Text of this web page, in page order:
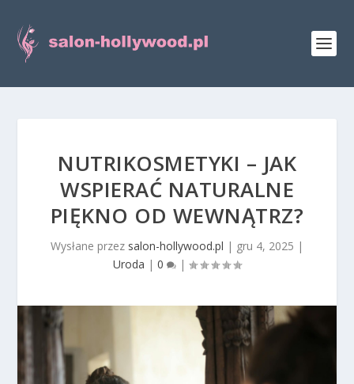
NUTRIKOSMETYKI – JAK
WSPIERAĆ NATURALNE
PIĘKNO OD WEWNĄTRZ?
Wysłane przez salon-hollywood.pl | gru 4, 2025 |
Uroda | 0 |